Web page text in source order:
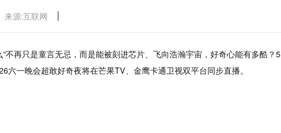
来源:互联网
”不再只是童言无忌，而是能被刻进芯片、飞向浩瀚宇宙，好奇心能有多酷？5
六一晚会超敢好奇夜将在芒果TV、金鹰卡通卫视双平台同步直播。